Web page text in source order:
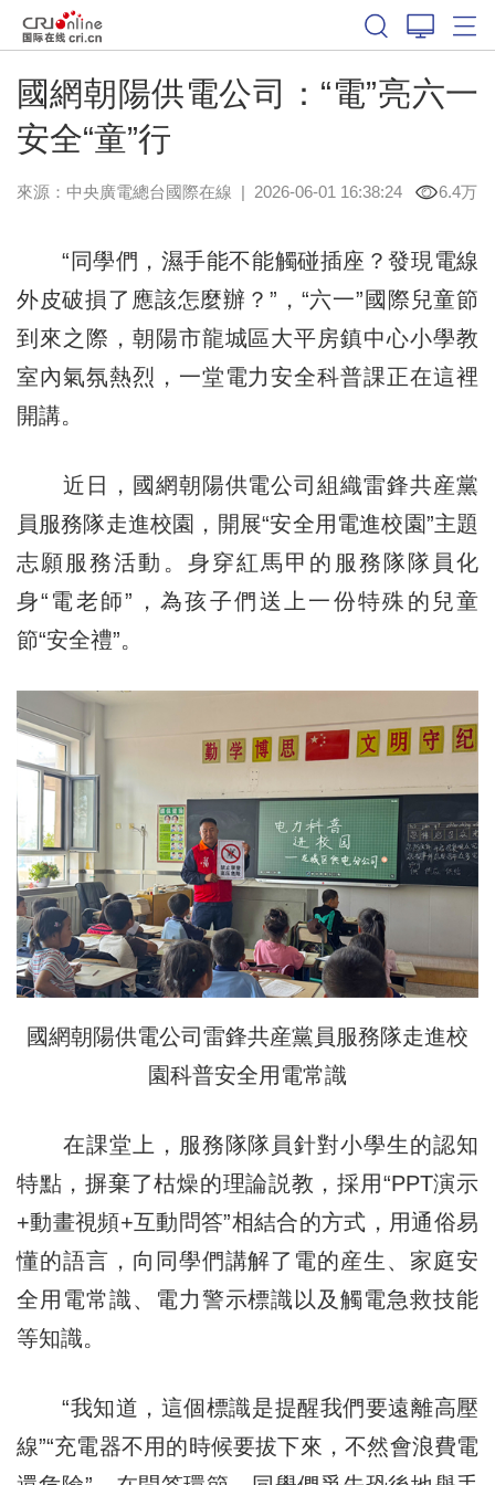
國網朝陽供電公司：“電”亮六一
安全“童”行
來源：中央廣電總台國際在線 | 2026-06-01 16:38:24 6.4万
“同學們，濕手能不能觸碰插座？發現電線
外皮破損了應該怎麼辦？”，“六一”國際兒童節
到來之際，朝陽市龍城區大平房鎮中心小學教
室內氣氛熱烈，一堂電力安全科普課正在這裡
開講。
近日，國網朝陽供電公司組織雷鋒共産黨
員服務隊走進校園，開展“安全用電進校園”主題
志願服務活動。身穿紅馬甲的服務隊隊員化
身“電老師”，為孩子們送上一份特殊的兒童
節“安全禮”。
國網朝陽供電公司雷鋒共産黨員服務隊走進校
園科普安全用電常識
在課堂上，服務隊隊員針對小學生的認知
特點，摒棄了枯燥的理論説教，採用“PPT演示
+動畫視頻+互動問答”相結合的方式，用通俗易
懂的語言，向同學們講解了電的産生、家庭安
全用電常識、電力警示標識以及觸電急救技能
等知識。
“我知道，這個標識是提醒我們要遠離高壓
線”“充電器不用的時候要拔下來，不然會浪費電